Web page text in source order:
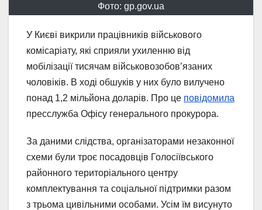
Фото: gp.gov.ua
У Києві викрили працівників військового
комісаріату, які сприяли ухиленню від
мобілізації тисячам військовозобов’язаних
чоловіків. В ході обшуків у них було вилучено
понад 1,2 мільйона доларів. Про це повідомила
пресслужба Офісу генерального прокурора.
За даними слідства, організаторами незаконної
схеми були троє посадовців Голосіївського
районного територіального центру
комплектування та соціальної підтримки разом
з трьома цивільними особами. Усім їм висунуто